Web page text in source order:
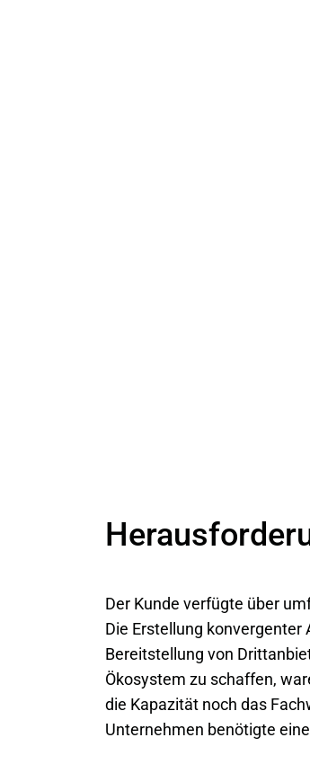
Der Kunde verfügte über
Die Erstellung
Bereitstellung von
Ökosystem zu schaffen,
die Kapazität noch das
Unternehmen benötigte